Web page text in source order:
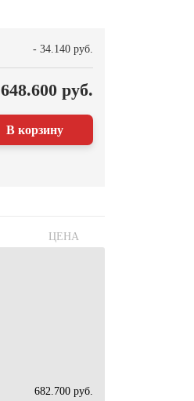
- 34.140 руб.
648.600 руб.
В корзину
ЦЕНА
682.700 руб.